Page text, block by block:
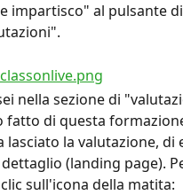
impartisco" al pulsante
nella sezione di
fatto di questa
lasciato la valutazione,
(landing page).
sull'icona della matita: